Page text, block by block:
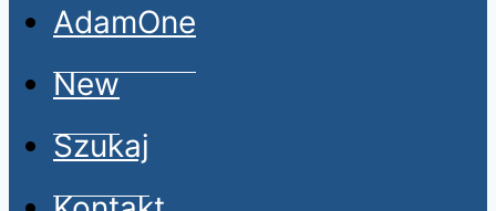
AdamOne
New
Szukaj